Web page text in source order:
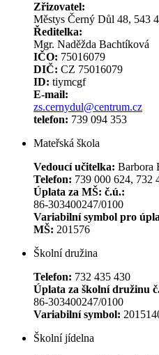
Zřizovatel:
Městys Černý Důl 48, 543
Ředitelka:
Mgr. Naděžda Bachtíková
IČO: 75016079
DIČ: CZ 75016079
ID: tiymcgf
E-mail:
zs.cernydul@centrum.cz
telefon: 739 094 353
Mateřská škola
Vedoucí učitelka: Barbora
Telefon: 739 000 624, 732
Úplata za MŠ: č.ú.:
86-303400247/0100
Variabilní symbol pro
MŠ: 201576
Školní družina
Telefon: 732 435 430
Úplata za školní družinu
86-303400247/0100
Variabilní symbol:
Školní jídelna